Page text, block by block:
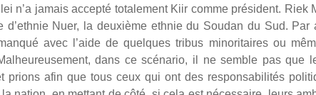
n’a jamais accepté totalement Kiir comme président. Riek
d’ethnie Nuer, la deuxième ethnie du Soudan du Sud. Par
avec l’aide de quelques tribus minoritaires ou
dans ce scénario, il ne semble pas que
prions afin que tous ceux qui ont des responsabilités